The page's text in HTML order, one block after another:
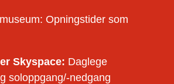
Opningstider som
Skyspace: Daglege
soloppgang/-nedgang